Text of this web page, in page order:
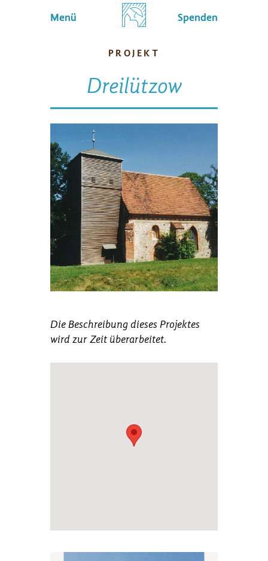
Menü Spenden
PROJEKT
Dreilützow
Die Beschreibung dieses Projektes
wird zur Zeit überarbeitet.